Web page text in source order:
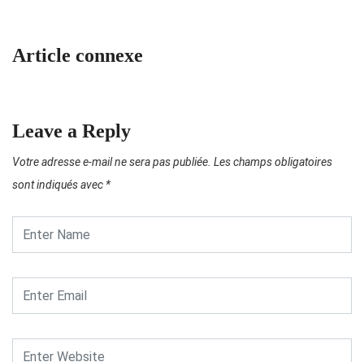
Article connexe
Leave a Reply
Votre adresse e-mail ne sera pas publiée. Les champs obligatoires
sont indiqués avec *